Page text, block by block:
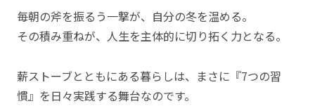
毎朝の斧を振るう一撃が、自分の冬を温める。
その積み重ねが、人生を主体的に切り拓く力となる。
薪ストーブとともにある暮らしは、まさに『7つの習
慣』を日々実践する舞台なのです。